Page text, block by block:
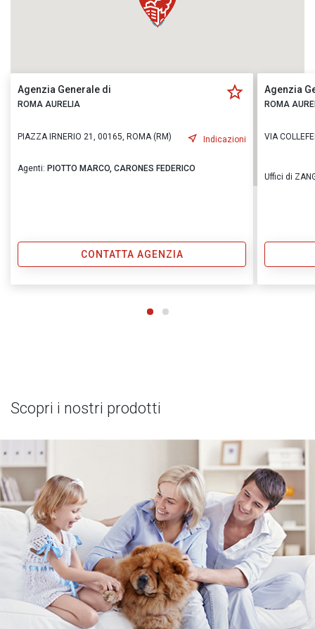
Agenzia Generale di
ROMA AURELIA
PIAZZA IRNERIO 21, 00165, ROMA (RM) Indicazioni
Agenti: PIOTTO MARCO, CARONES FEDERICO
CONTATTA AGENZIA
Agenzia
ROMA
VIA
Uffici di
Scopri i nostri prodotti